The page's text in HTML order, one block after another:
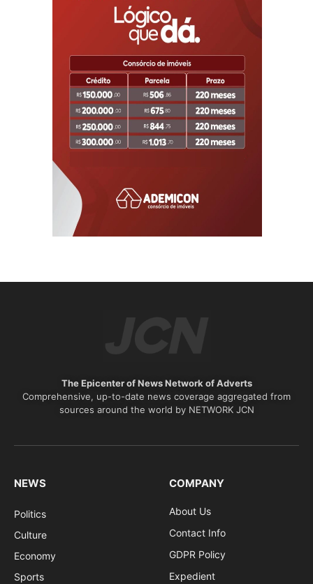
The Epicenter of News Network of Adverts
Comprehensive, up-to-date news coverage aggregated from
sources around the world by NETWORK JCN
NEWS
Politics
Culture
Economy
Sports
COMPANY
About Us
Contact Info
GDPR Policy
Expedient